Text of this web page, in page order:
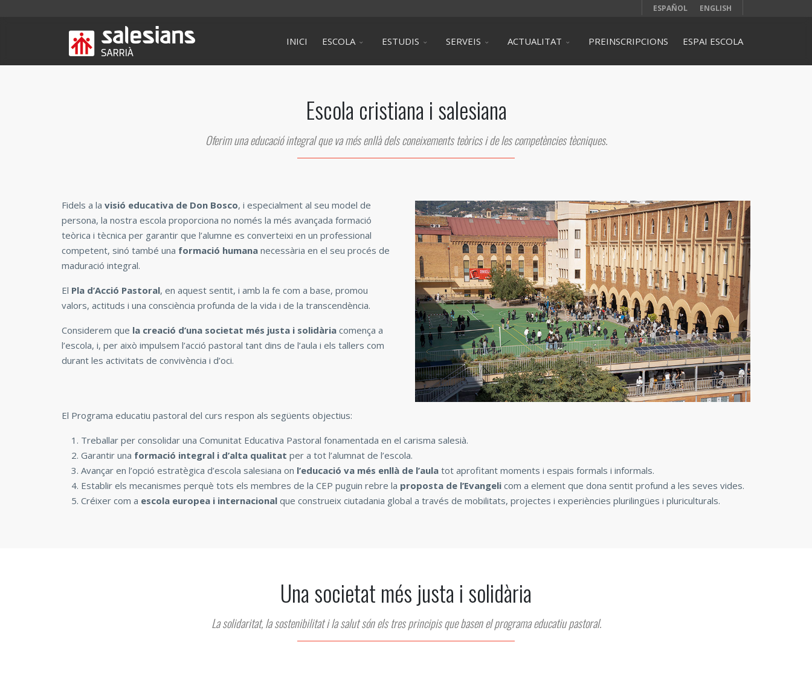
ESPAÑOL ENGLISH
INICI ESCOLA ESTUDIS SERVEIS ACTUALITAT PREINSCRIPCIONS ESPAI ESCOLA
Escola cristiana i salesiana
Oferim una educació integral que va més enllà dels coneixements teòrics i de les competències tècniques.
Fidels a la visió educativa de Don Bosco, i especialment al seu model de
persona, la nostra escola proporciona no només la més avançada formació
teòrica i tècnica per garantir que l’alumne es converteixi en un professional
competent, sinó també una formació humana necessària en el seu procés de
maduració integral.
El Pla d’Acció Pastoral, en aquest sentit, i amb la fe com a base, promou
valors, actituds i una consciència profunda de la vida i de la transcendència.
Considerem que la creació d’una societat més justa i solidària comença a
l’escola, i, per això impulsem l’acció pastoral tant dins de l’aula i els tallers com
durant les activitats de convivència i d’oci.
El Programa educatiu pastoral del curs respon als següents objectius:
Treballar per consolidar una Comunitat Educativa Pastoral fonamentada en el carisma salesià.
Garantir una formació integral i d’alta qualitat per a tot l’alumnat de l’escola.
Avançar en l’opció estratègica d’escola salesiana on l’educació va més enllà de l’aula tot aprofitant moments i espais formals i informals.
Establir els mecanismes perquè tots els membres de la CEP puguin rebre la proposta de l’Evangeli com a element que dona sentit profund a les seves vides.
Créixer com a escola europea i internacional que construeix ciutadania global a través de mobilitats, projectes i experiències plurilingües i pluriculturals.
Una societat més justa i solidària
La solidaritat, la sostenibilitat i la salut són els tres principis que basen el programa educatiu pastoral.